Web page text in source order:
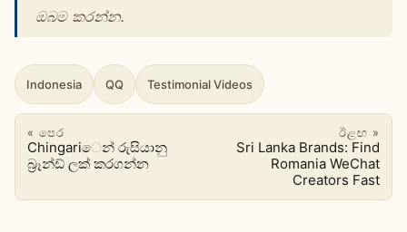
ඔබම කරන්න.
Indonesia QQ Testimonial Videos
« පෙර
Chingariෙන් රුසියානු
බ්‍රෑන්ඩ් ලක් කරගන්න
ඊළඟ »
Sri Lanka Brands: Find
Romania WeChat
Creators Fast